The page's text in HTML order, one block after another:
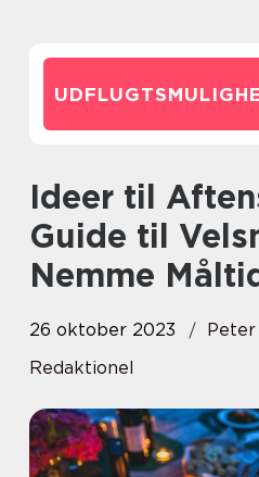
Ideer til Aftensmad: En
Guide til
Nemme
26 oktober 2023
Redaktionel